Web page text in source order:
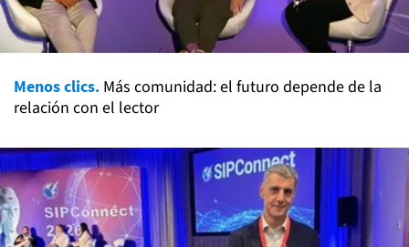
Menos clics. Más comunidad: el futuro depende de la
relación con el lector